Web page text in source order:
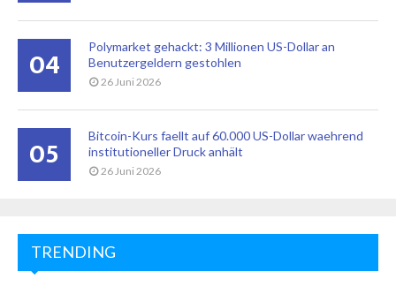
04
Polymarket gehackt: 3 Millionen US-Dollar an
Benutzergeldern gestohlen
26 Juni 2026
05
Bitcoin-Kurs faellt auf 60.000 US-Dollar waehrend
institutioneller Druck anhält
26 Juni 2026
TRENDING